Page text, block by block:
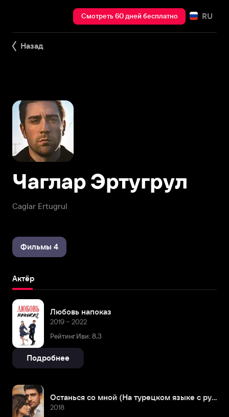
Смотреть 60 дней бесплатно RU
Назад
Caglar Ertugrul
Чаглар Эртугрул
Фильмы 4
Актёр
Любовь напоказ
2019 – 2022
Рейтинг Иви: 8,3
Подробнее
Останься со мной (На турецком языке с русскими субтитрами)
2018